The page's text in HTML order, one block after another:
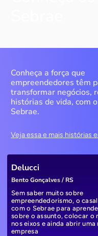
Conheça a força que
empreendedores têm
transformar negócios,
histórias de vida, com
Sebrae.
Veja essa e mais histórias
Delucci
Bento Gonçalves / RS
Sem saber muito sobre
empreendedorismo, o
com o Sebrae para
sobre o assunto, colocar o
nos eixos e ainda abrir uma
empresa